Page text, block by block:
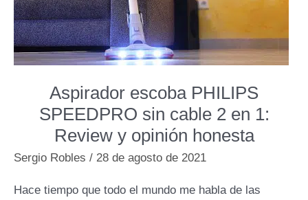
Aspirador escoba PHILIPS
SPEEDPRO sin cable 2 en 1:
Review y opinión honesta
Sergio Robles / 28 de agosto de 2021
Hace tiempo que todo el mundo me habla de las